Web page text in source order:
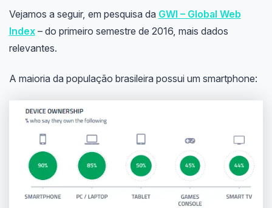
Vejamos a seguir, em pesquisa da GWI – Global Web
Index– do primeiro semestre de 2016, mais dados
relevantes.
A maioria da população brasileira possui um smartphone: